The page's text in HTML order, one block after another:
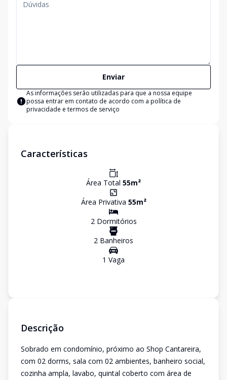
Enviar
As informações serão utilizadas para que a nossa equipe
possa entrar em contato de acordo com a política de
privacidade e termos de serviço
Características
Área Total 55m²
Área Privativa 55m²
2Dormitórios
2 Banheiros
1 Vaga
Descrição
Sobrado em condomínio, próximo ao Shop Cantareira,
com 02 dorms, sala com 02 ambientes, banheiro social,
cozinha ampla, lavabo, quintal coberto com área de